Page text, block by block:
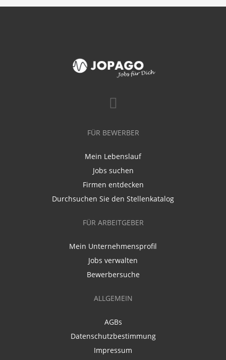
FÜR BEWERBER
Mein Lebenslauf
Jobs suchen
Firmen entdecken
Durchsuchen Sie den Stellenkatalog
FÜR ARBEITGEBER
Mein Unternehmensprofil
Jobs verwalten
Bewerbersuche
ALLGEMEIN
AGBs
Datenschutzbestimmung
Impressum